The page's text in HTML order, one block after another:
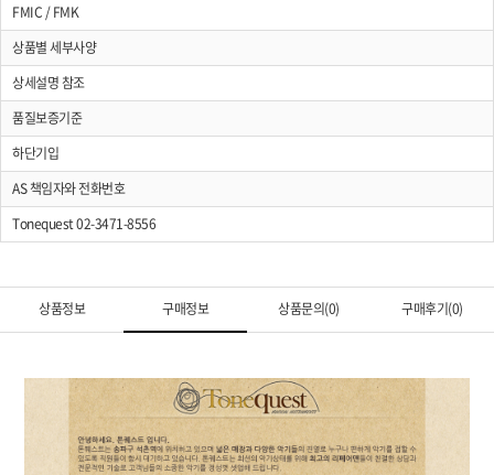
FMIC / FMK
상품별 세부사양
상세설명 참조
품질보증기준
하단기입
AS 책임자와 전화번호
Tonequest 02-3471-8556
상품정보 구매정보 상품문의(0) 구매후기(0)